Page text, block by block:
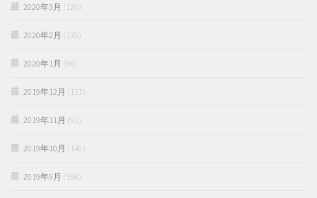
2020年3月 (120)
2020年2月 (135)
2020年1月 (98)
2019年12月 (117)
2019年11月 (91)
2019年10月 (146)
2019年9月 (158)